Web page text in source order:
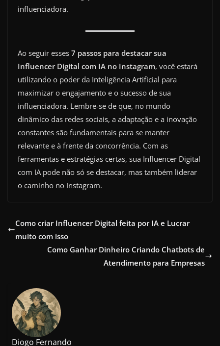
influenciadora.
Ao seguir esses 7 passos para destacar sua
Influencer Digital com IA no Instagram, você estará
utilizando o poder da Inteligência Artificial para
maximizar o engajamento e o sucesso de sua
influenciadora. Lembre-se de que, no mundo
dinâmico das redes sociais, a adaptação e a inovação
constantes são fundamentais para se manter
relevante e à frente da concorrência. Com as
ferramentas e estratégias certas, sua Influencer Digital
com IA pode não só se destacar, mas também liderar
o caminho no Instagram.
Como criar Influencer Digital feita por IA e Lucrar
muito com isso
Como Ganhar Dinheiro Criando Chatbots de
Atendimento para Empresas
Diogo Fernando